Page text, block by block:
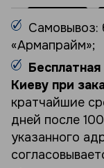
Самовывоз:
«Армапрайм»;
Киеву при
кратчайшие
дней после
указанного